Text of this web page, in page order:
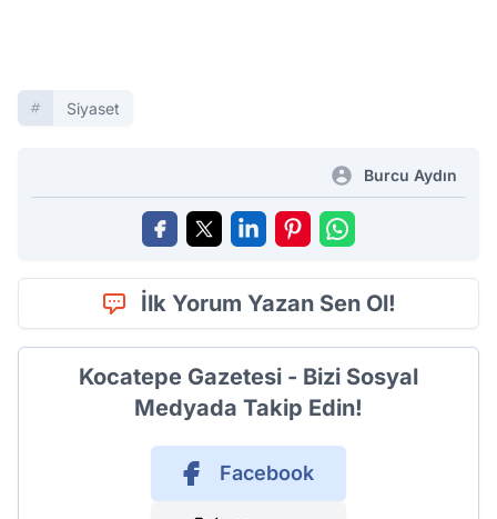
Siyaset
Burcu Aydın
İlk Yorum Yazan Sen Ol!
Kocatepe Gazetesi - Bizi Sosyal
Medyada Takip Edin!
Facebook